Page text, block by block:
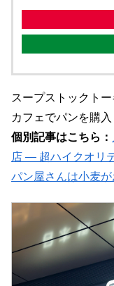
スープストックト
カフェでパンを購
個別記事はこちら：
店 ― 超ハイクオリ
パン屋さんは小麦が